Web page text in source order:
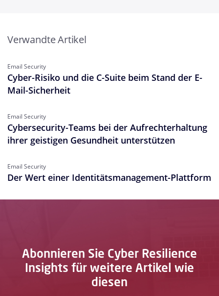
Verwandte Artikel
Email Security
Cyber-Risiko und die C-Suite beim Stand der E-
Mail-Sicherheit
Email Security
Cybersecurity-Teams bei der Aufrechterhaltung
ihrer geistigen Gesundheit unterstützen
Email Security
Der Wert einer Identitätsmanagement-Plattform
Abonnieren Sie Cyber Resilience
Insights für weitere Artikel wie
diesen